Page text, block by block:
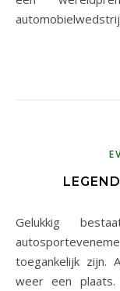
Gelukkig bestaat het nog steeds: Klassieke
toegankelijk zijn.
weer een